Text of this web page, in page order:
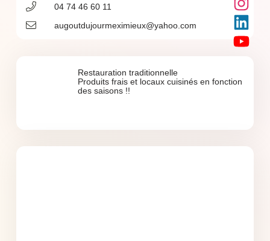
04 74 46 60 11
augoutdujourmeximieux@yahoo.com
Restauration traditionnelle
Produits frais et locaux cuisinés en fonction
des saisons !!